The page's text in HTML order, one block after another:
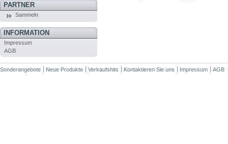
PARTNER
Sammeln
INFORMATION
Impressum
AGB
Sonderangebote Neue Produkte Verkaufshits Kontaktieren Sie uns Impressum AGB